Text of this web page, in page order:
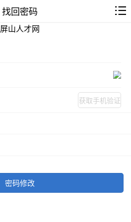
找回密码
屏山人才网
获取手机验证
密码修改